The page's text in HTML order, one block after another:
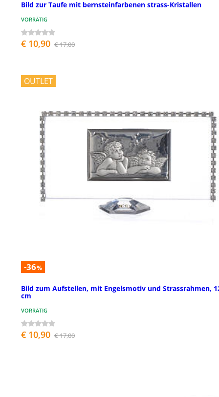
Bild zur Taufe mit bernsteinfarbenen strass-Kristallen
VORRÄTIG
€ 10,90 € 17,00
OUTLET
-36%
Bild zum Aufstellen, mit Engelsmotiv und Strassrahmen,
cm
VORRÄTIG
€ 10,90 € 17,00